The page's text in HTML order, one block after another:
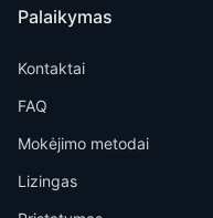
Palaikymas
Kontaktai
FAQ
Mokėjimo metodai
Lizingas